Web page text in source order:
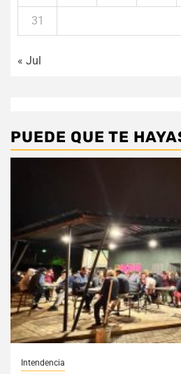
31
« Jul
PUEDE QUE TE
Intendencia